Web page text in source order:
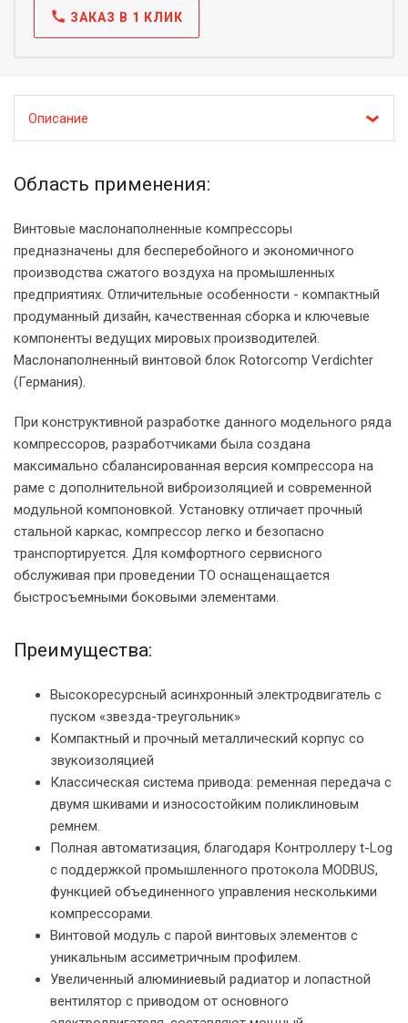
call ЗАКАЗ В 1 КЛИК
Описание
Область применения:
Винтовые маслонаполненные компрессоры
предназначены для бесперебойного и экономичного
производства сжатого воздуха на промышленных
предприятиях. Отличительные особенности - компактный
продуманный дизайн, качественная сборка и ключевые
компоненты ведущих мировых производителей.
Маслонаполненный винтовой блок Rotorcomp Verdichter
(Германия).
При конструктивной разработке данного модельного ряда
компрессоров, разработчиками была создана
максимально сбалансированная версия компрессора на
раме с дополнительной виброизоляцией и современной
модульной компоновкой. Установку отличает прочный
стальной каркас, компрессор легко и безопасно
транспортируется. Для комфортного сервисного
обслуживая при проведении ТО оснащенащается
быстросъемными боковыми элементами.
Преимущества:
Высокоресурсный асинхронный электродвигатель с
пуском «звезда-треугольник»
Компактный и прочный металлический корпус со
звукоизоляцией
Классическая система привода: ременная передача с
двумя шкивами и износостойким поликлиновым
ремнем.
Полная автоматизация, благодаря Контроллеру t-Log
с поддержкой промышленного протокола MODBUS,
функцией объединенного управления несколькими
компрессорами.
Винтовой модуль с парой винтовых элементов с
уникальным ассиметричным профилем.
Увеличенный алюминиевый радиатор и лопастной
вентилятор с приводом от основного